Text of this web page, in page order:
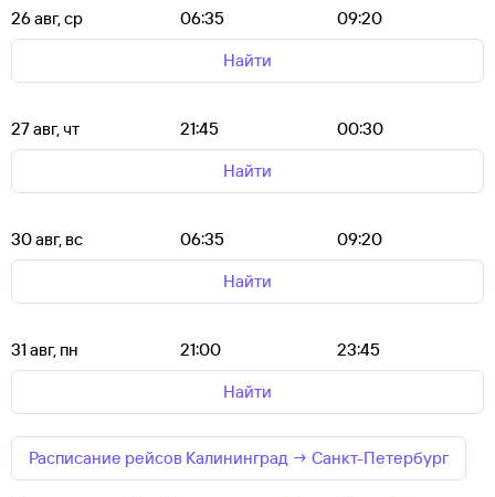
26 авг, ср 06:35
09:20
Найти
27 авг, чт 21:45
00:30
Найти
30 авг, вс 06:35
09:20
Найти
31 авг, пн 21:00
23:45
Найти
Расписание рейсов Калининград → Санкт-Петербург